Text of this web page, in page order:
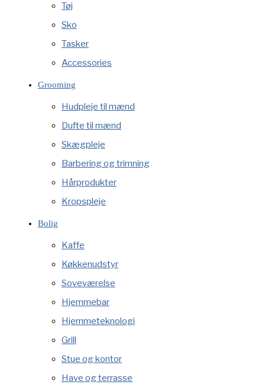
Tøj
Sko
Tasker
Accessories
Grooming
Hudpleje til mænd
Dufte til mænd
Skægpleje
Barbering og trimning
Hårprodukter
Kropspleje
Bolig
Kaffe
Køkkenudstyr
Soveværelse
Hjemmebar
Hjemmeteknologi
Grill
Stue og kontor
Have og terrasse